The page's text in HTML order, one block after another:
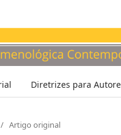
Diretrizes para
/ Artigo original